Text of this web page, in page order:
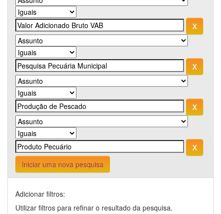
Iniciar uma nova pesquisa
Adicionar filtros:
Utilizar filtros para refinar o resultado da pesquisa.